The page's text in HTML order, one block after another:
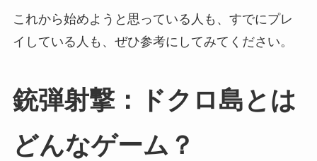
これから始めようと思っている人も、すでにプレ
イしている人も、ぜひ参考にしてみてください。
銃弾射撃：ドクロ島とは
どんなゲーム？